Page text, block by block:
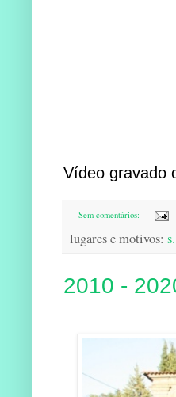
Vídeo gravado
Sem comentários:
lugares e motivos:
2010 -